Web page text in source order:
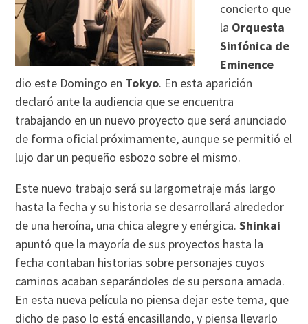
concierto que
la Orquesta
Sinfónica de
Eminence
dio este Domingo en Tokyo. En esta aparición
declaró ante la audiencia que se encuentra
trabajando en un nuevo proyecto que será anunciado
de forma oficial próximamente, aunque se permitió el
lujo dar un pequeño esbozo sobre el mismo.
Este nuevo trabajo será su largometraje más largo
hasta la fecha y su historia se desarrollará alrededor
de una heroína, una chica alegre y enérgica.Shinkai
apuntó que la mayoría de sus proyectos hasta la
fecha contaban historias sobre personajes cuyos
caminos acaban separándoles de su persona amada.
En esta nueva película no piensa dejar este tema, que
dicho de paso lo está encasillando, y piensa llevarlo